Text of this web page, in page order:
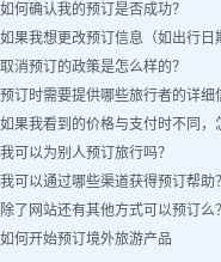
如何确认我的预订是否成功？
如果我想更改预订信息（如出行日
客姓名）怎么办？
取消预订的政策是怎么样的？
预订时需要提供哪些旅行者的详细
如果我看到的价格与支付时不同，
办？
我可以为别人预订旅行吗？
我可以通过哪些渠道获得预订帮助？
除了网站还有其他方式可以预订么？
如何开始预订境外旅游产品